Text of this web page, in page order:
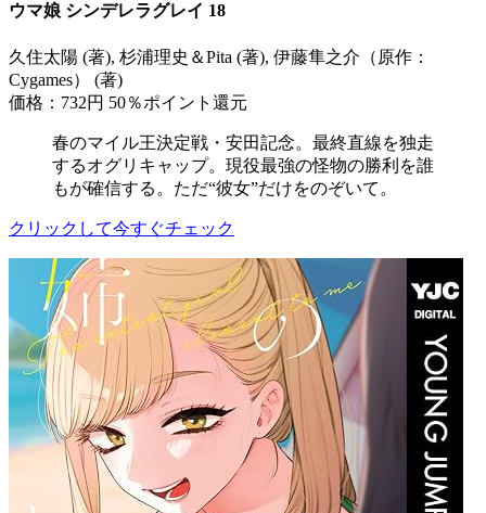
ウマ娘 シンデレラグレイ 18
久住太陽 (著), 杉浦理史＆Pita (著), 伊藤隼之介（原作：
Cygames） (著)
価格：732円 50％ポイント還元
春のマイル王決定戦・安田記念。最終直線を独走
するオグリキャップ。現役最強の怪物の勝利を誰
もが確信する。ただ“彼女”だけをのぞいて。
クリックして今すぐチェック